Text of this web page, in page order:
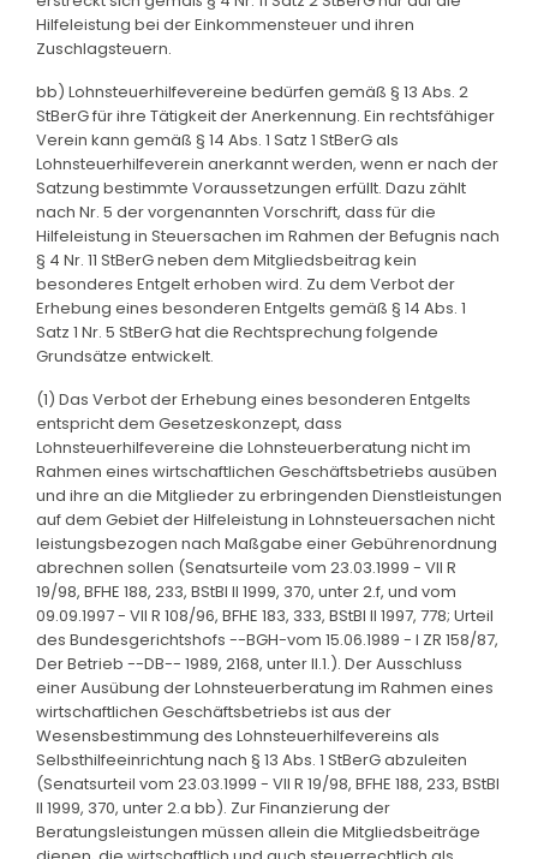
Hilfeleistung bei der Einkommensteuer und ihren
Zuschlagsteuern.
bb) Lohnsteuerhilfevereine bedürfen gemäß § 13 Abs. 2
StBerG für ihre Tätigkeit der Anerkennung. Ein rechtsfähiger
Verein kann gemäß § 14 Abs. 1 Satz 1 StBerG als
Lohnsteuerhilfeverein anerkannt werden, wenn er nach der
Satzung bestimmte Voraussetzungen erfüllt. Dazu zählt
nach Nr. 5 der vorgenannten Vorschrift, dass für die
Hilfeleistung in Steuersachen im Rahmen der Befugnis nach
§ 4 Nr. 11 StBerG neben dem Mitgliedsbeitrag kein
besonderes Entgelt erhoben wird. Zu dem Verbot der
Erhebung eines besonderen Entgelts gemäß § 14 Abs. 1
Satz 1 Nr. 5 StBerG hat die Rechtsprechung folgende
Grundsätze entwickelt.
(1) Das Verbot der Erhebung eines besonderen Entgelts
entspricht dem Gesetzeskonzept, dass
Lohnsteuerhilfevereine die Lohnsteuerberatung nicht im
Rahmen eines wirtschaftlichen Geschäftsbetriebs ausüben
und ihre an die Mitglieder zu erbringenden Dienstleistungen
auf dem Gebiet der Hilfeleistung in Lohnsteuersachen nicht
leistungsbezogen nach Maßgabe einer Gebührenordnung
abrechnen sollen (Senatsurteile vom 23.03.1999 - VII R
19/98, BFHE 188, 233, BStBl II 1999, 370, unter 2.f, und vom
09.09.1997 - VII R 108/96, BFHE 183, 333, BStBl II 1997, 778; Urteil
des Bundesgerichtshofs --BGH-vom 15.06.1989 - I ZR 158/87,
Der Betrieb --DB-- 1989, 2168, unter II.1.). Der Ausschluss
einer Ausübung der Lohnsteuerberatung im Rahmen eines
wirtschaftlichen Geschäftsbetriebs ist aus der
Wesensbestimmung des Lohnsteuerhilfevereins als
Selbsthilfeeinrichtung nach § 13 Abs. 1 StBerG abzuleiten
(Senatsurteil vom 23.03.1999 - VII R 19/98, BFHE 188, 233, BStBl
II 1999, 370, unter 2.a bb). Zur Finanzierung der
Beratungsleistungen müssen allein die Mitgliedsbeiträge